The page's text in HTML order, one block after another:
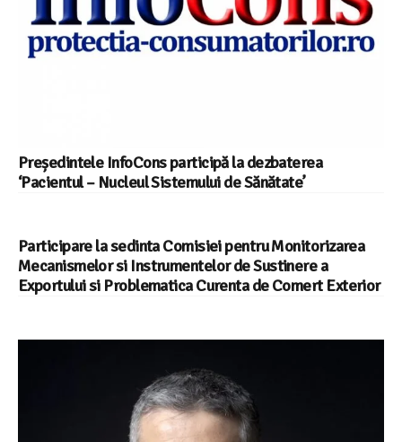
Președintele InfoCons participă la dezbaterea
‘Pacientul – Nucleul Sistemului de Sănătate’
Participare la sedinta Comisiei pentru Monitorizarea
Mecanismelor si Instrumentelor de Sustinere a
Exportului si Problematica Curenta de Comert Exterior